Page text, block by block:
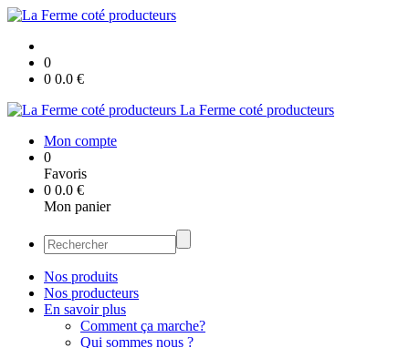
0
0 0.0 €
La Ferme coté producteurs
Mon compte
0
Favoris
0 0.0 €
Mon panier
Nos produits
Nos producteurs
En savoir plus
Comment ça marche?
Qui sommes nous ?